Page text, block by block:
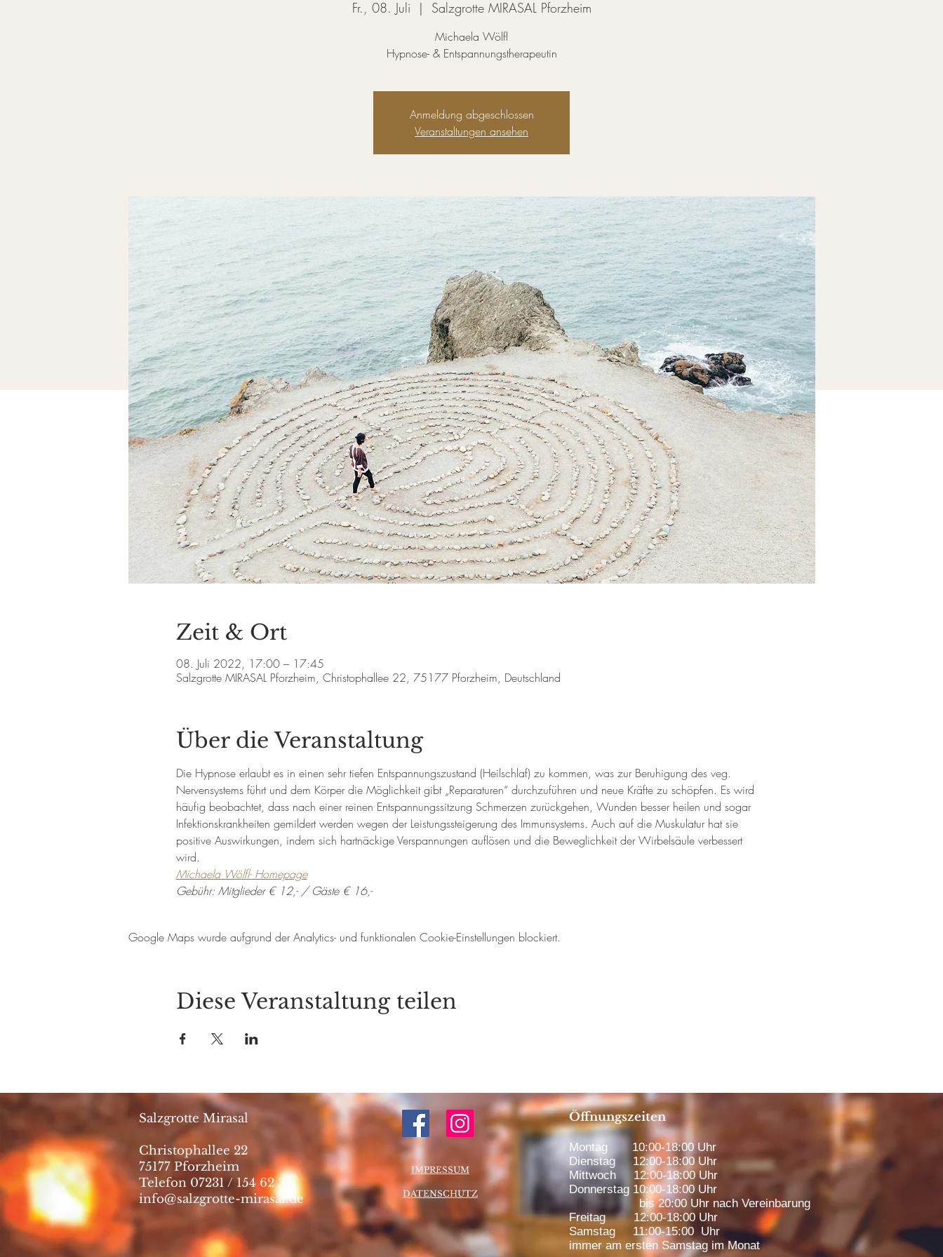
Fr., 08. Juli
  |
Salzgrotte MIRASAL Pforzheim
Michaela Wölfl
Hypnose- & Entspannungstherapeutin
Anmeldung abgeschlossen
Veranstaltungen ansehen
Zeit & Ort
08. Juli 2022, 17:00 – 17:45
Salzgrotte MIRASAL Pforzheim, Christophallee 22, 75177 Pforzheim, Deutschland
Über die Veranstaltung
Die Hypnose erlaubt es in einen sehr tiefen Entspannungszustand (Heilschlaf) zu kommen, was zur Beruhigung des veg.
Nervensystems führt und dem Körper die Möglichkeit gibt „Reparaturen“ durchzuführen und neue Kräfte zu schöpfen. Es wird
häufig beobachtet, dass nach einer reinen Entspannungssitzung Schmerzen zurückgehen, Wunden besser heilen und sogar
Infektionskrankheiten gemildert werden wegen der Leistungssteigerung des Immunsystems. Auch auf die Muskulatur hat sie
positive Auswirkungen, indem sich hartnäckige Verspannungen auflösen und die Beweglichkeit der Wirbelsäule verbessert
wird.
Michaela Wölfl- Homepage
Gebühr: Mitglieder € 12,- / Gäste € 16,-
Google Maps wurde aufgrund der Analytics- und funktionalen Cookie-Einstellungen blockiert.
Diese Veranstaltung teilen
Salzgrotte Mirasal
Christophallee 22
75177 Pforzheim
Telefon 07231 / 154 62 30
info@salzgrotte-mirasal.de
IMPRESSUM
DATENSCHUTZ
Öffnungszeiten
Montag 10:00-18:00 Uhr
Dienstag 12:00-18:00 Uhr
Mittwoch 12:00-18:00 Uhr
Donnerstag 10:00-18:00 Uhr
bis 20:00 Uhr nach Vereinbarung
Freitag 12:00-18:00 Uhr
Samstag 11:00-15:00 Uhr
immer am ersten Samstag im Monat